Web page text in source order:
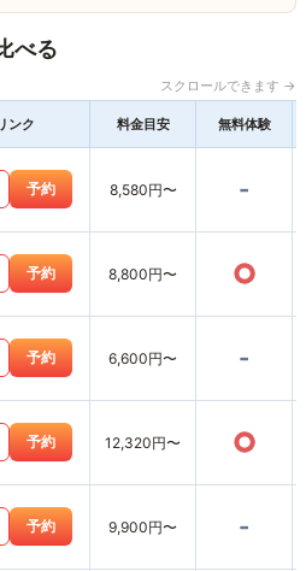
べる
スクロールできます →
ンク 料金目安 無料体験
予約 8,580円〜 -
予約 8,800円〜 ○
予約 6,600円〜 -
予約 12,320円〜 ○
予約 9,900円〜 -